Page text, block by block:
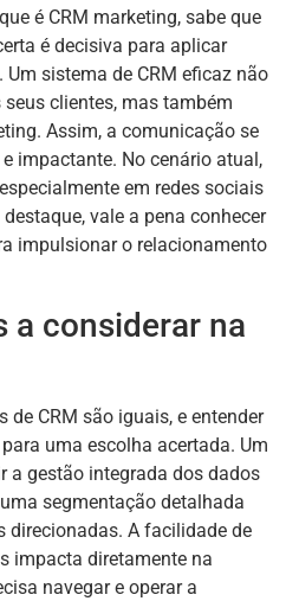
é CRM marketing, sabe que
é decisiva para aplicar
sistema de CRM eficaz não
clientes, mas também
Assim, a comunicação se
impactante. No cenário atual,
em redes sociais
vale a pena conhecer
impulsionar o relacionamento
a considerar na
de CRM são iguais, e entender
uma escolha acertada. Um
a gestão integrada dos dados
segmentação detalhada
direcionadas. A facilidade de
impacta diretamente na
navegar e operar a